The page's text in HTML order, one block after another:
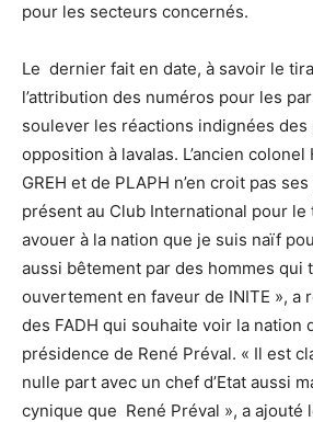
pour les secteurs concernés.
Le dernier fait en date, à savoir le
l’attribution des numéros pour les
soulever les réactions indignées des
opposition à lavalas. L’ancien
GREH et de PLAPH n’en croit pas
présent au Club International pour le
avouer à la nation que je suis naïf
aussi bêtement par des hommes qui
ouvertement en faveur de INITE », a
des FADH qui souhaite voir la nation
présidence de René Préval. « Il est
nulle part avec un chef d’Etat aussi
cynique que René Préval », a ajouté